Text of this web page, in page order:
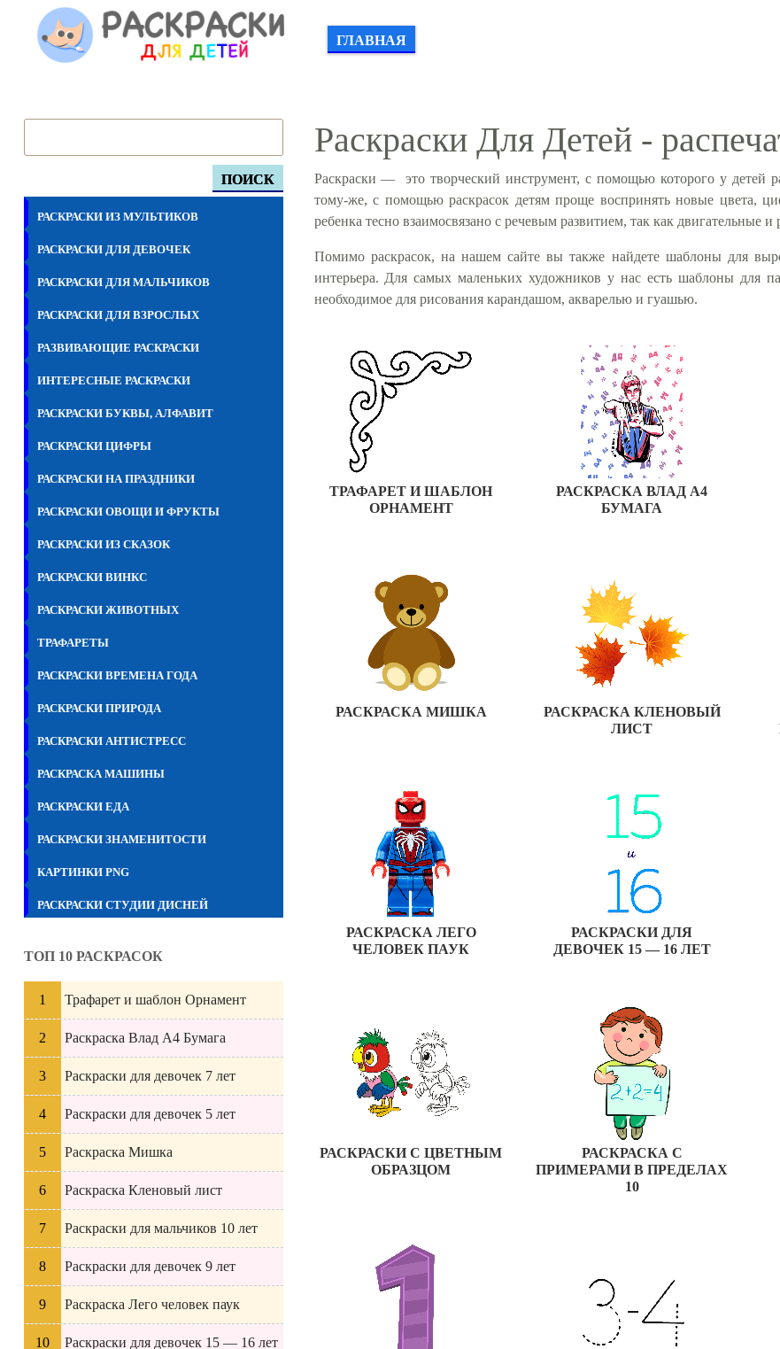
ГЛАВНАЯ
ПОИСК
РАСКРАСКИ ИЗ МУЛЬТИКОВ
РАСКРАСКИ ДЛЯ ДЕВОЧЕК
РАСКРАСКИ ДЛЯ МАЛЬЧИКОВ
РАСКРАСКИ ДЛЯ ВЗРОСЛЫХ
РАЗВИВАЮЩИЕ РАСКРАСКИ
ИНТЕРЕСНЫЕ РАСКРАСКИ
РАСКРАСКИ БУКВЫ, АЛФАВИТ
РАСКРАСКИ ЦИФРЫ
РАСКРАСКИ НА ПРАЗДНИКИ
РАСКРАСКИ ОВОЩИ И ФРУКТЫ
РАСКРАСКИ ИЗ СКАЗОК
РАСКРАСКИ ВИНКС
РАСКРАСКИ ЖИВОТНЫХ
ТРАФАРЕТЫ
РАСКРАСКИ ВРЕМЕНА ГОДА
РАСКРАСКИ ПРИРОДА
РАСКРАСКИ АНТИСТРЕСС
РАСКРАСКА МАШИНЫ
РАСКРАСКИ ЕДА
РАСКРАСКИ ЗНАМЕНИТОСТИ
КАРТИНКИ PNG
РАСКРАСКИ СТУДИИ ДИСНЕЙ
ТОП 10 РАСКРАСОК
Трафарет и шаблон Орнамент
Раскраска Влад А4 Бумага
Раскраски для девочек 7 лет
Раскраски для девочек 5 лет
Раскраска Мишка
Раскраска Кленовый лист
Раскраски для мальчиков 10 лет
Раскраски для девочек 9 лет
Раскраска Лего человек паук
Раскраски для девочек 15 — 16 лет
Раскраски Для Детей -
Раскраски — это творческий инструмент, с помощью которого у детей
тому-же, с помощью раскрасок детям проще воспринять новые цвета,
ребенка тесно взаимосвязано с речевым развитием, так как двигательные
Помимо раскрасок, на нашем сайте вы также найдете шаблоны для
интерьера. Для самых маленьких художников у нас есть шаблоны для
необходимое для рисования карандашом, акварелью и гуашью.
ТРАФАРЕТ И ШАБЛОН
ОРНАМЕНТ
РАСКРАСКА ВЛАД А4
БУМАГА
РАСКРАСКА МИШКА
РАСКРАСКА КЛЕНОВЫЙ
ЛИСТ
РАСКРАСКА ЛЕГО
ЧЕЛОВЕК ПАУК
РАСКРАСКИ ДЛЯ
ДЕВОЧЕК 15 — 16 ЛЕТ
РАСКРАСКИ С ЦВЕТНЫМ
ОБРАЗЦОМ
РАСКРАСКА С
ПРИМЕРАМИ В ПРЕДЕЛАХ
10